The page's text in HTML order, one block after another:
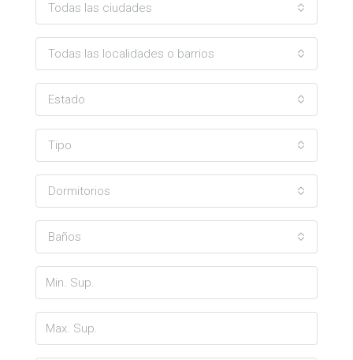
Todas las ciudades
Todas las localidades o barrios
Estado
Tipo
Dormitorios
Baños